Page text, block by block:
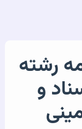
رشته
و